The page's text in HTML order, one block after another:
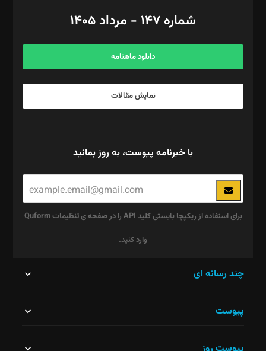
آگهی و مشترکین: ۰۹۱۹۹۹۹۰۴۵۴
شماره ۱۴۷ - مرداد ۱۴۰۵
دانلود ماهنامه
نمایش مقالات
با خبرنامه پیوست، به روز بمانید
برای استفاده از ریکپچا بایستی کلید API را در صفحه ی تنظیمات Quform
وارد کنید.
نباید
چند رسانه ای
پیوست